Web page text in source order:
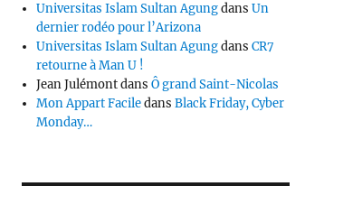
Universitas Islam Sultan AgungdansUn
dernier rodéo pour l’Arizona
Universitas Islam Sultan AgungdansCR7
retourne à Man U !
Jean JulémontdansÔ grand Saint-Nicolas
Mon Appart FaciledansBlack Friday, Cyber
Monday…